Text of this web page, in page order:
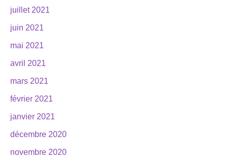
juillet 2021
juin 2021
mai 2021
avril 2021
mars 2021
février 2021
janvier 2021
décembre 2020
novembre 2020